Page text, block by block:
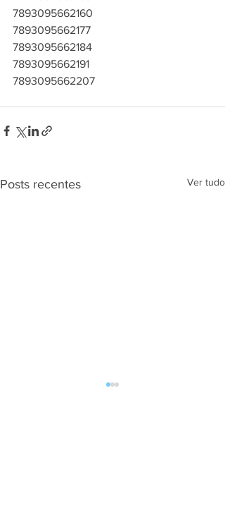
7893095662160
7893095662177
7893095662184
7893095662191
7893095662207
Posts recentes Ver tudo